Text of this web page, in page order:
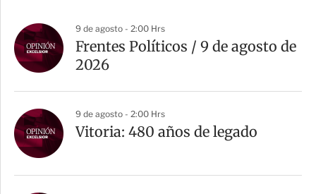
9 de agosto - 2:00 Hrs
Frentes Políticos / 9 de agosto de
2026
9 de agosto - 2:00 Hrs
Vitoria: 480 años de legado